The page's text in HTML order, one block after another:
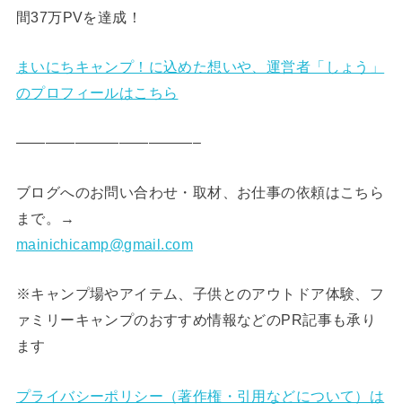
間37万PVを達成！
まいにちキャンプ！に込めた想いや、運営者「しょう」
のプロフィールはこちら
————————————–
ブログへのお問い合わせ・取材、お仕事の依頼はこちら
まで。→
mainichicamp@gmail.com
※キャンプ場やアイテム、子供とのアウトドア体験、フ
ァミリーキャンプのおすすめ情報などのPR記事も承り
ます
プライバシーポリシー（著作権・引用などについて）は